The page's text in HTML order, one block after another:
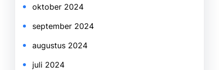
oktober 2024
september 2024
augustus 2024
juli 2024